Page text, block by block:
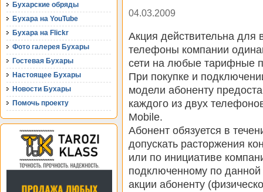
Бухарские обряды
Бухара на YouTube
Бухара на Flickr
Фото галерея Бухары
Гостевая Бухары
Настоящее Бухары
Новости Бухары
Помочь проекту
04.03.2009
Акция действительна для
телефоны компании
сети на любые тарифные
При покупке и
модели абоненту
каждого из двух
Mobile.
Абонент обязуется в
допускать расторжения
или по инициативе
подключенному по
акции абоненту